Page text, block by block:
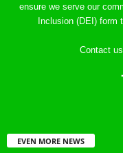
ensure we serve our
Inclusion (DEI) form
Contact
EVEN MORE NEWS